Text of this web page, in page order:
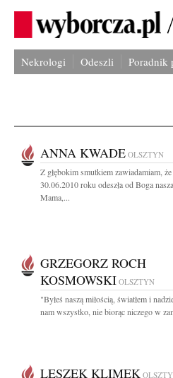
Nekrologi Odeszli Poradnik
ANNA KWADE OLSZTYN
Z głębokim smutkiem zawiadamiam,
30.06.2010 roku odeszła od Boga
Mama,...
GRZEGORZ ROCH
KOSMOWSKI OLSZTYN
"Byłeś naszą miłością, światłem i
nam wszystko, nie biorąc niczego w
LESZEK KLIMEK